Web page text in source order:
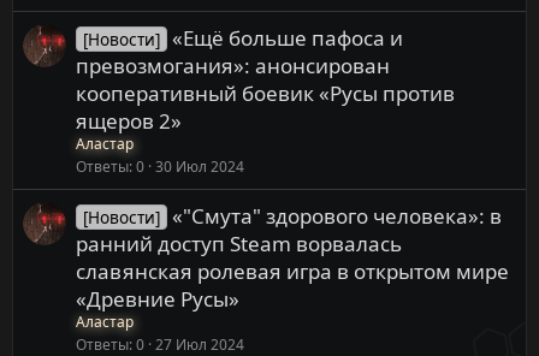
[Новости] «Ещё больше пафоса и
превозмогания»: анонсирован
кооперативный боевик «Русы против
ящеров 2»
Аластар
Ответы 0 30 Июл 2024
[Новости] «"Смута" здорового человека»: в
ранний доступ Steam ворвалась
славянская ролевая игра в открытом мире
«Древние Русы»
Аластар
Ответы 0 27 Июл 2024